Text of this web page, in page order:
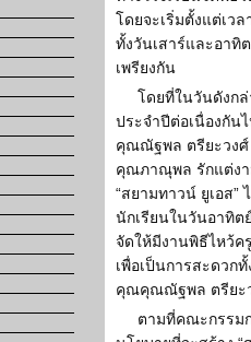
โดยจะเริ่มตั้งแต่เว
ทั้งวันเสาร์และอาทิ
เพรียงกัน
โดยที่ในวันดังกล่
ประจำปีต่อเนื่องกัน
คุณณัฐพล ตรียะวง
คุณภาณุพล รักแต่งา
“สยามทาวน์ ยูเอส
นักเรียนในวันอาทิต
จัดให้มีงานพิธีไหว้ค
เพื่อเป็นการสะดวก
คุณคุณณัฐพล ตรียะ
ตามที่คณะกรรม